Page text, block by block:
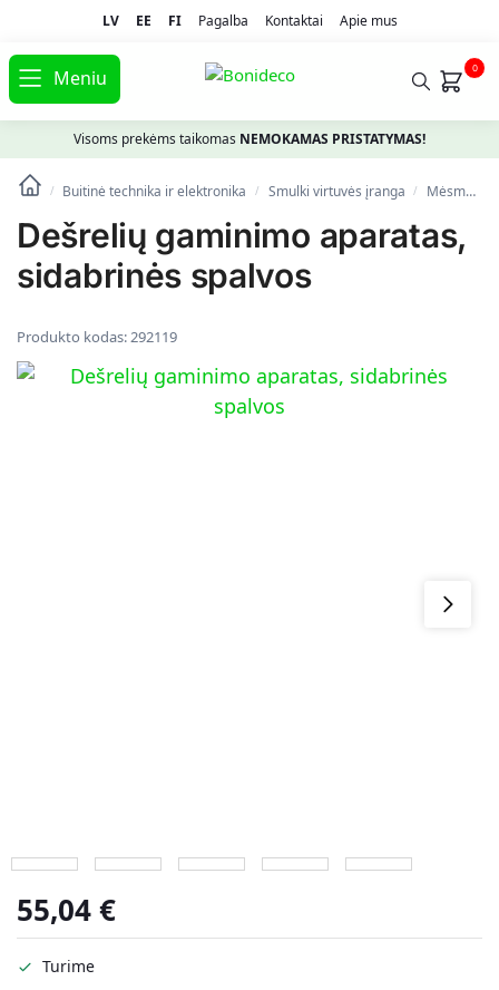
LV EE FI Pagalba Kontaktai Apie mus
Meniu 0
Visoms prekėms taikomas NEMOKAMAS PRISTATYMAS!
/ Buitinė technika ir elektronika / Smulki virtuvės įranga / Mėsmalės
Dešrelių gaminimo aparatas,
sidabrinės spalvos
Produkto kodas:292119
55,04€
Turime